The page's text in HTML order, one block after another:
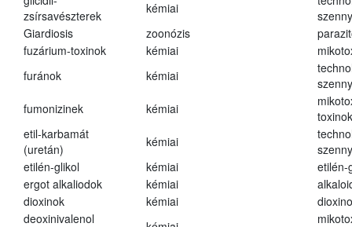
zsírsavészterek
kémiai
Giardiosis
zoonózis
fuzárium-toxinok
kémiai
furánok
kémiai
fumonizinek
kémiai
toxinok
etil-karbamát
(uretán)
kémiai
etilén-glikol
kémiai
etilén-
ergot alkaliodok
kémiai
dioxinok
kémiai
deoxinivalenol